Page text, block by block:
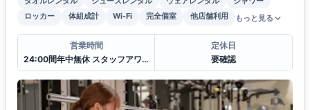
ロッカー
体組成計 Wi-Fi 完全個室 他店舗利用 もっと見る
営業時間
24:00間年中無休 スタッフアワー(11:00〜22:00)
定休日
要確認